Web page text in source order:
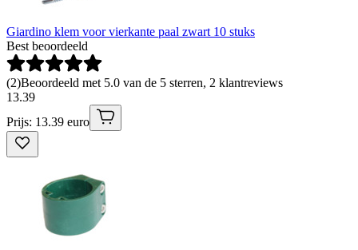
Giardino klem voor vierkante paal zwart 10 stuks
Best beoordeeld
(2)Beoordeeld met 5.0 van de 5 sterren, 2 klantreviews
13.39
Prijs: 13.39 euro